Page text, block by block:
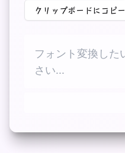
クリップボードにコピー